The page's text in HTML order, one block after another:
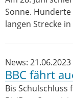
Sonne.
langen Strecke
News: 21.06.2023
BBC fährt
Bis